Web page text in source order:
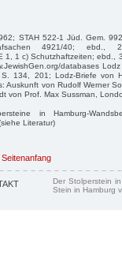
STAH 522-1 Jüd. Gem.
4921/40; ebd.,
1, 1 c) Schutzhaftzeiten; ebd.,
databases
134, 201; Lodz-Briefe von
Auskunft von Rudolf Werner
von Prof. Max Sussman,
in Hamburg-
Literatur)
Seitenanfang
Der Stolperstein
Stein in Hamburg